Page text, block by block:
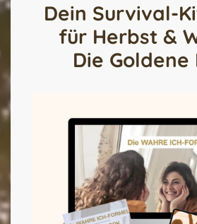
Dein Survival-
für Herbst &
Die Goldene